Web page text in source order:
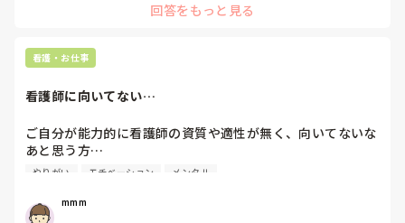
管理職になってほしい！みんな慕ってる！って人は管理職にな
回答をもっと見る
看護・お仕事
看護師に向いてない…
ご自分が能力的に看護師の資質や適性が無く、向いてないな
あと思う方…
どんな心持ちで勤務されてますか？
やりがい モチベーション メンタル
mmm